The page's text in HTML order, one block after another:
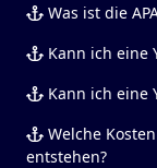
Was ist die
Kann ich eine
Kann ich eine
Welche
entstehen?